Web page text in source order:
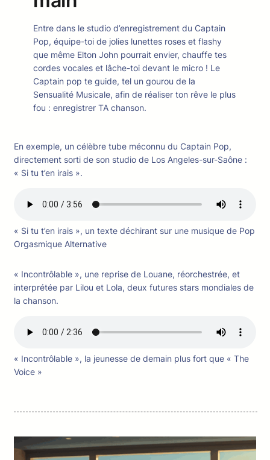
Entre dans le studio d’enregistrement du Captain
Pop, équipe-toi de jolies lunettes roses et flashy
que même Elton John pourrait envier, chauffe tes
cordes vocales et lâche-toi devant le micro ! Le
Captain pop te guide, tel un gourou de la
Sensualité Musicale, afin de réaliser ton rêve le plus
fou : enregistrer TA chanson.
En exemple, un célèbre tube méconnu du Captain Pop,
directement sorti de son studio de Los Angeles-sur-Saône :
« Si tu t’en irais ».
« Si tu t’en irais », un texte déchirant sur une musique de Pop
Orgasmique Alternative
« Incontrôlable », une reprise de Louane, réorchestrée, et
interprétée par Lilou et Lola, deux futures stars mondiales de
la chanson.
« Incontrôlable », la jeunesse de demain plus fort que « The
Voice »